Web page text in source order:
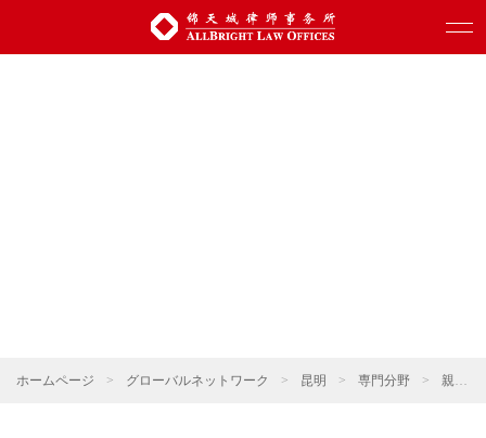
ホームページ > グローバルネットワーク > 昆明 > 専門分野 > 親族関係・ウェルスマネジメント